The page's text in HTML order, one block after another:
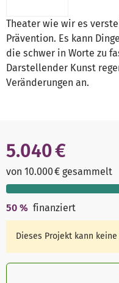
Theater wie wir es
Prävention. Es kann
die schwer in Worte zu
Darstellender Kunst
Veränderungen an.
5.040 €
von 10.000 € gesammelt
50 % finanziert
Dieses Projekt kann